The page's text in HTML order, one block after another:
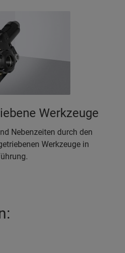
Werkzeuge
Nebenzeiten durch den
Werkzeuge in